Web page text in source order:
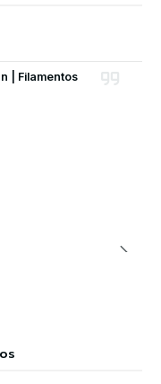
| Filamentos